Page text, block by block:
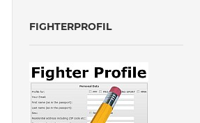
FIGHTERPROFIL